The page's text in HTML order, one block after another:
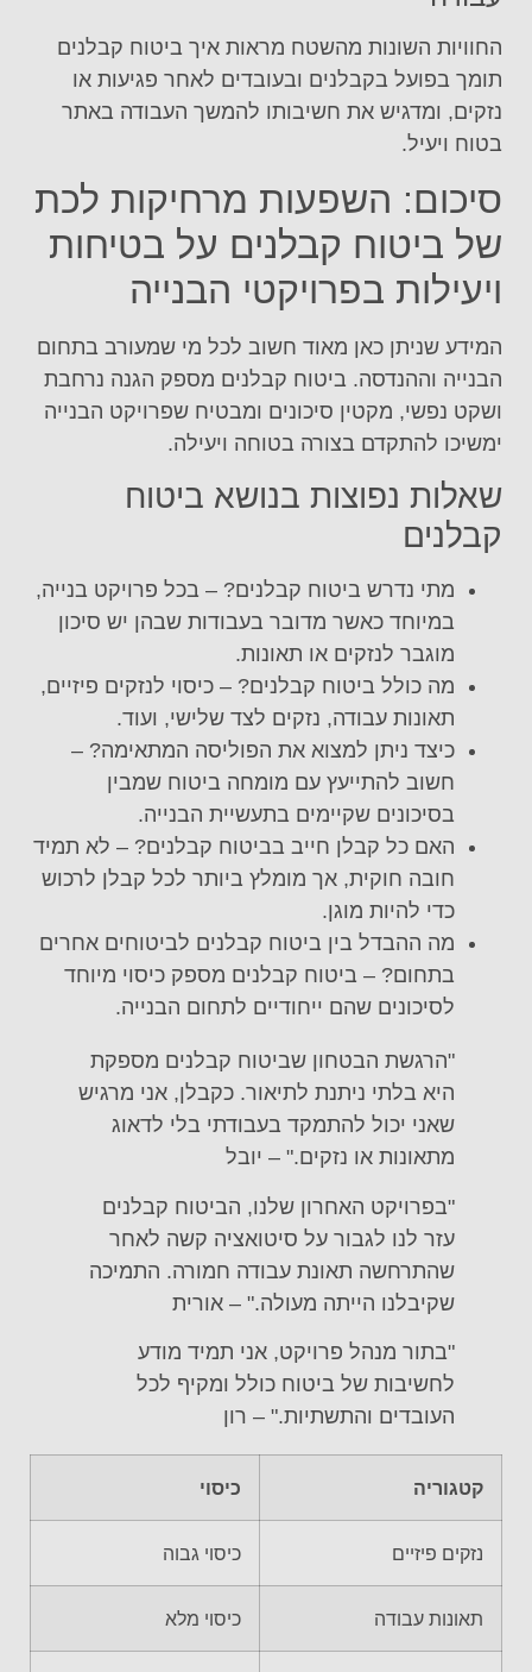
החוויות השונות מהשטח מראות איך ביטוח קבלנים
תומך בפועל בקבלנים ובעובדים לאחר פגיעות או
נזקים, ומדגיש את חשיבותו להמשך העבודה באתר
בטוח ויעיל.
סיכום: השפעות מרחיקות לכת
של ביטוח קבלנים על בטיחות
ויעילות בפרויקטי הבנייה
המידע שניתן כאן מאוד חשוב לכל מי שמעורב בתחום
הבנייה וההנדסה. ביטוח קבלנים מספק הגנה נרחבת
ושקט נפשי, מקטין סיכונים ומבטיח שפרויקט הבנייה
ימשיכו להתקדם בצורה בטוחה ויעילה.
שאלות נפוצות בנושא ביטוח
קבלנים
מתי נדרש ביטוח קבלנים? – בכל פרויקט בנייה,
במיוחד כאשר מדובר בעבודות שבהן יש סיכון
מוגבר לנזקים או תאונות.
מה כולל ביטוח קבלנים? – כיסוי לנזקים פיזיים,
תאונות עבודה, נזקים לצד שלישי, ועוד.
כיצד ניתן למצוא את הפוליסה המתאימה? –
חשוב להתייעץ עם מומחה ביטוח שמבין
בסיכונים שקיימים בתעשיית הבנייה.
האם כל קבלן חייב בביטוח קבלנים? – לא תמיד
חובה חוקית, אך מומלץ ביותר לכל קבלן לרכוש
כדי להיות מוגן.
מה ההבדל בין ביטוח קבלנים לביטוחים אחרים
בתחום? – ביטוח קבלנים מספק כיסוי מיוחד
לסיכונים שהם ייחודיים לתחום הבנייה.
"הרגשת הבטחון שביטוח קבלנים מספקת
היא בלתי ניתנת לתיאור. כקבלן, אני מרגיש
שאני יכול להתמקד בעבודתי בלי לדאוג
מתאונות או נזקים." – יובל
"בפרויקט האחרון שלנו, הביטוח קבלנים
עזר לנו לגבור על סיטואציה קשה לאחר
שהתרחשה תאונת עבודה חמורה. התמיכה
שקיבלנו הייתה מעולה." – אורית
"בתור מנהל פרויקט, אני תמיד מודע
לחשיבות של ביטוח כולל ומקיף לכל
העובדים והתשתיות." – רון
קטגוריה כיסוי
נזקים פיזיים כיסוי גבוה
תאונות עבודה כיסוי מלא